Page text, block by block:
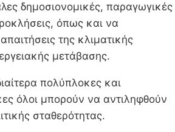
δημοσιονομικές, παραγωγικές
όπως και να
της κλιματικής
μετάβασης.
πολύπλοκες και
όλοι μπορούν να αντιληφθούν
σταθερότητας.